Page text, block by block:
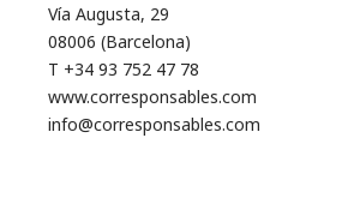
Vía Augusta, 29
08006 (Barcelona)
T +34 93 752 47 78
www.corresponsables.com
info@corresponsables.com